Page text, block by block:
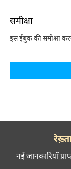
समीक्षा
इस ईबुक की समीक्षा
नई जानकारियाँ